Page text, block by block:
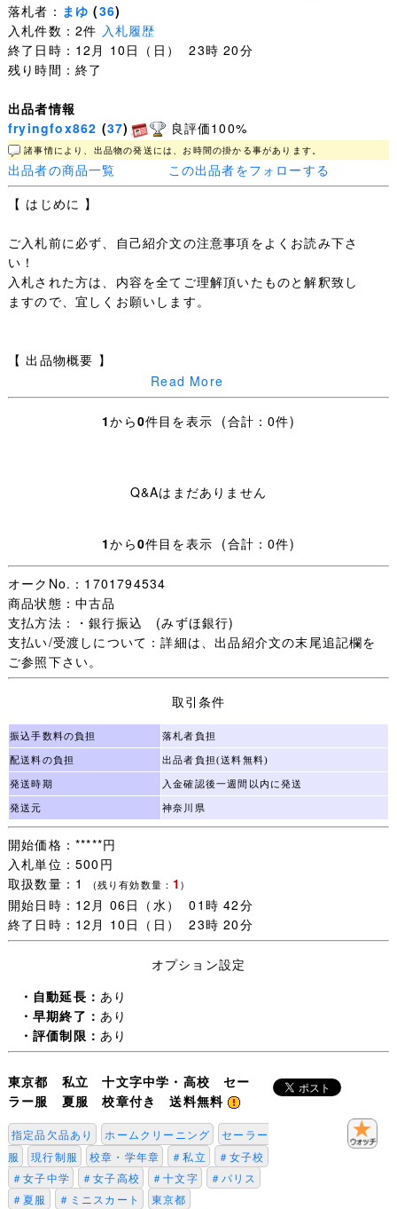
落札者： まゆ (36)
入札件数：2件 入札履歴
終了日時：12月 10日（日） 23時 20分
残り時間：終了
出品者情報
fryingfox862 (37) 良評価100%
諸事情により、出品物の発送には、お時間の掛かる事があります。
出品者の商品一覧
この出品者をフォローする
【 はじめに 】
ご入札前に必ず、自己紹介文の注意事項をよくお読み下さ
い！
入札された方は、内容を全てご理解頂いたものと解釈致し
ますので、宜しくお願いします。
【 出品物概要 】
●東京都豊島区に在ります、女子中高一貫校のセーラー服
留め生地が付着し、また襟が脱着式である点が、僅かな違
〇スカートは、縫製によるミニ丈仕立てにリメイクされて
〇五三桐の家紋に十の字が入った、秀逸なデザインとして
人気の高い、十文字学園の校章をお付けします。
〇上衣数か所に、薄い赤の点シミが見られますが、遠目か
〇全てクリーニング済みです。
〇送料無料サービス致します！
▽肩幅 ３９センチ
▽着丈 ４５センチ
▽胸囲 ９５センチ
▽袖丈 １９センチ
▽スカート総丈 ３８センチ (ベルト部分３センチを含む)
▽前広ヒダ ２４本
▽丈詰めは、機械縫いによる頑丈仕上げ
〇素人採寸の為、若干の誤差はご了承下さい。
採寸数値から見て、大体 「155A～160A」 辺りではな
いかと思われます。
●こちらは夏服半袖のみである事と、ネクタイの欠品等を
Read More
1から0件目を表示 (合計：0件)
Q&Aはまだありません
1から0件目を表示 (合計：0件)
オークNo.：1701794534
商品状態：中古品
支払方法：・銀行振込 (みずほ銀行)
支払い/受渡しについて：詳細は、出品紹介文の末尾追記欄を
ご参照下さい。
取引条件
振込手数料の負担 落札者負担
配送料の負担 出品者負担(送料無料)
発送時期 入金確認後一週間以内に発送
発送元 神奈川県
開始価格：*****円
入札単位：500円
取扱数量：1
(残り有効数量： 1)
開始日時：12月 06日（水） 01時 42分
終了日時：12月 10日（日） 23時 20分
オプション設定
・自動延長： あり
・早期終了： あり
・評価制限： あり
東京都 私立 十文字中学・高校 セー
ラー服 夏服 校章付き 送料無料
指定品欠品あり ホームクリーニング
セーラー
服
現行制服 校章・学年章 ＃私立
＃女子校
＃女子中学
＃女子高校 ＃十文字
＃パリス
＃夏服
＃ミニスカート 東京都